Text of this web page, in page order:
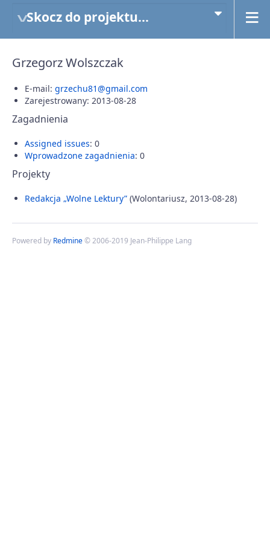
Skocz do projektu...
Grzegorz Wolszczak
E-mail: grzechu81@gmail.com
Zarejestrowany: 2013-08-28
Zagadnienia
Assigned issues: 0
Wprowadzone zagadnienia: 0
Projekty
Redakcja „Wolne Lektury” (Wolontariusz, 2013-08-28)
Powered by Redmine© 2006-2019 Jean-Philippe Lang